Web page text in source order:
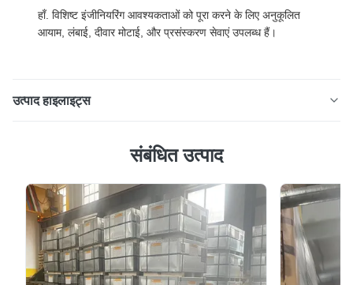
हाँ. विशिष्ट इंजीनियरिंग आवश्यकताओं को पूरा करने के लिए अनुकूलित
आयाम, लंबाई, दीवार मोटाई, और प्रसंस्करण सेवाएं उपलब्ध हैं।
उत्पाद हाइलाइट्स
एएसटीएम ए 500 हॉट-डिप गैल्वेनाइज्ड स्क्वायर स्टील ट्यूब उत्पाद का
से निर्मित एक खोखला संरचनात्मक अनुभाग है और गर्म डुबकी गैल्वेनाइजिंग
या प्री-गैल्वेनाइजिंग प्रक्रिय...
संबंधित उत्पाद